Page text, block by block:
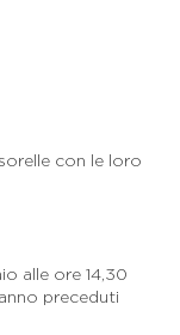
con le loro
alle ore 14,30
preceduti